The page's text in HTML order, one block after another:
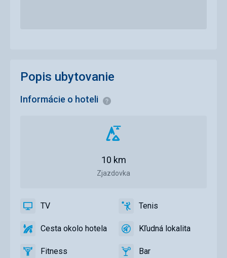
Popis ubytovanie
Informácie o hoteli Informácie
Vzdialenosť
zjazdovky
Zjazdovka
10 km
TV TV
áno
Tenis,Tenis
áno
Cesta
hotela
Cesta okolo hotela
áno
KľudnáKľudná lokalita
áno
FitnessFitness Bar Bar